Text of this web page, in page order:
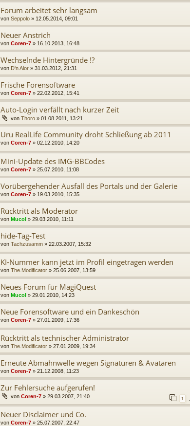
Forum arbeitet sehr langsam
von Seppolo » 12.05.2014, 09:01
Neuer Anstrich
von Coren-7 » 16.10.2013, 16:48
Wechselnde Hintergründe !?
von D'n Alor » 31.03.2012, 21:31
Frische Forensoftware
von Coren-7 » 22.02.2012, 15:41
Auto-Login verfällt nach kurzer Zeit
von Thoro » 01.08.2011, 13:21
Uru RealLife Community droht Schließung ab 2011
von Coren-7 » 02.12.2010, 14:20
Mini-Update des IMG-BBCodes
von Coren-7 » 25.07.2010, 11:08
Vorübergehender Ausfall des Portals und der Galerie
von Coren-7 » 19.03.2010, 15:35
Rücktritt als Moderator
von Mucol » 29.03.2010, 11:11
hide-Tag-Test
von Tachzusamm » 22.03.2007, 15:32
KI-Nummer kann jetzt im Profil eingetragen werden
von The.Modificator » 25.06.2007, 13:59
Neues Forum für MagiQuest
von Mucol » 29.01.2010, 14:23
Neue Forensoftware und ein Dankeschön
von Coren-7 » 27.01.2009, 17:36
Rücktritt als technischer Administrator
von The.Modificator » 27.01.2009, 19:34
Erneute Abmahnwelle wegen Signaturen & Avataren
von Coren-7 » 21.12.2008, 11:23
Zur Fehlersuche aufgerufen!
von Coren-7 » 29.03.2007, 21:40 1
Neuer Disclaimer und Co.
von Coren-7 » 25.07.2007, 22:47